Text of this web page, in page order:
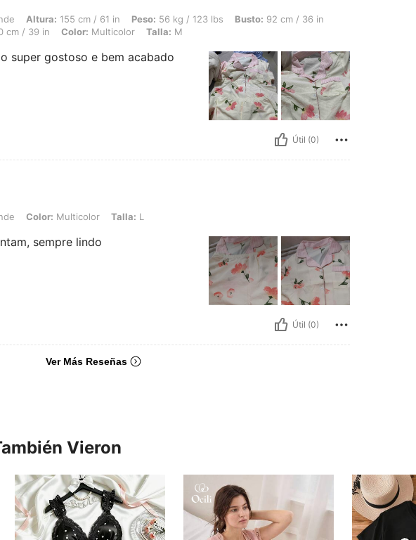
155 cm / 61 in, Peso: 56 kg / 123 lbs, Busto: 92 cm / 36 in, Cintura: 75 cm / 30 in, Caderas: 100 cm /
Altura: 155 cm / 61 in Peso: 56 kg / 123 lbs Busto: 92 cm / 36 in
cm / 39 in Color: Multicolor Talla: M
super gostoso e bem acabado
Útil (0)
Multicolor, Talla: L
Color: Multicolor Talla: L
sempre lindo
Útil (0)
Ver Más Reseñas
Vieron